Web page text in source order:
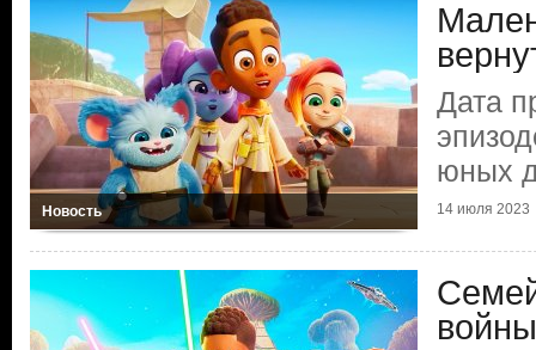
Новость
Дата
юных
14 июля 2023